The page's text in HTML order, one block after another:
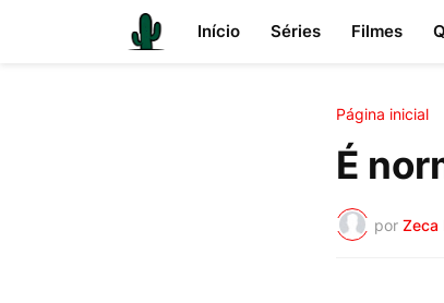
Início Séries Filmes
Página inicial
É
por Zeca